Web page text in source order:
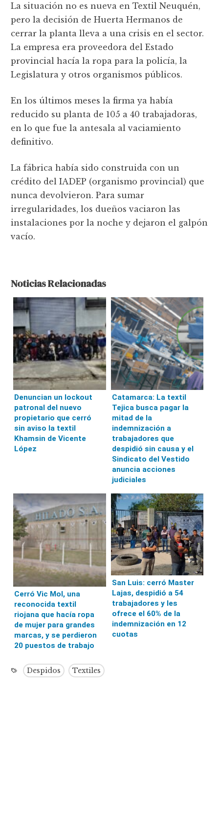
La situación no es nueva en Textil Neuquén,
pero la decisión de Huerta Hermanos de
cerrar la planta lleva a una crisis en el sector.
La empresa era proveedora del Estado
provincial hacía la ropa para la policía, la
Legislatura y otros organismos públicos.
En los últimos meses la firma ya había
reducido su planta de 105 a 40 trabajadoras,
en lo que fue la antesala al vaciamiento
definitivo.
La fábrica había sido construida con un
crédito del IADEP (organismo provincial) que
nunca devolvieron. Para sumar
irregularidades, los dueños vaciaron las
instalaciones por la noche y dejaron el galpón
vacío.
Noticias Relacionadas
Denuncian un lockout
patronal del nuevo
propietario que cerró
sin aviso la textil
Khamsin de Vicente
López
Catamarca: La textil
Tejica busca pagar la
mitad de la
indemnización a
trabajadores que
despidió sin causa y el
Sindicato del Vestido
anuncia acciones
judiciales
Cerró Vic Mol, una
reconocida textil
riojana que hacía ropa
de mujer para grandes
marcas, y se perdieron
20 puestos de trabajo
San Luis: cerró Master
Lajas, despidió a 54
trabajadores y les
ofrece el 60% de la
indemnización en 12
cuotas
Despidos Textiles